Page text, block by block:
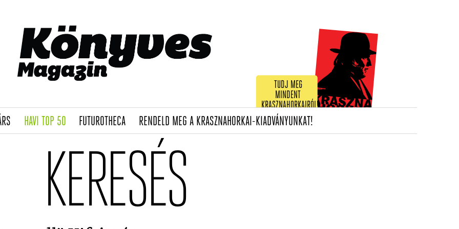
TUDJ MEG
MINDENT
KRASZNAHORKAIRÓL!
(CURRENT)
HAVI TOP 50(CURRENT)
FUTUROTHECA(CURRENT)
RENDELD MEG A KRASZNAHORKAI-KIADVÁNYUNKAT!(CURRENT)
KERESÉS